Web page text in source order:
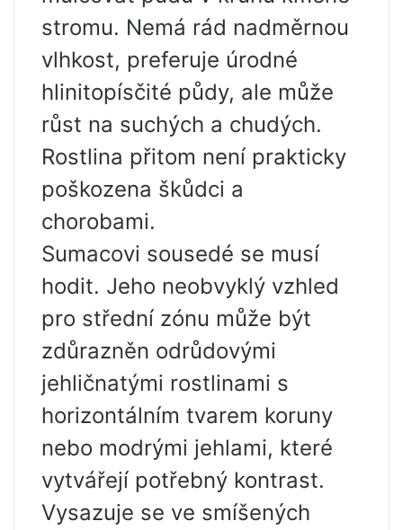
stromu. Nemá rád nadměrnou
vlhkost, preferuje úrodné
hlinitopísčité půdy, ale může
růst na suchých a chudých.
Rostlina přitom není prakticky
poškozena škůdci a
chorobami.
Sumacovi sousedé se musí
hodit. Jeho neobvyklý vzhled
pro střední zónu může být
zdůrazněn odrůdovými
jehličnatými rostlinami s
horizontálním tvarem koruny
nebo modrými jehlami, které
vytvářejí potřebný kontrast.
Vysazuje se ve smíšených